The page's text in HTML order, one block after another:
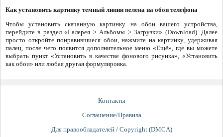
Как установить картинку темный линии пелена на обои телефона
Чтобы установить скачанную картинку на обои вашего устройства,
перейдите в раздел «Галерея > Альбомы > Загрузки» (Download). Далее
просто откройте понравившиеся обои, нажмите на картинку, удерживая
палец, после чего появится дополнительное меню «Ещё», где вы можете
выбрать пункт «Установить в качестве фонового рисунка», «Установить
как обои» или любая другая формулировка.
Контакты
Соглашение/Правила
Для правообладателей / Copyright (DMCA)